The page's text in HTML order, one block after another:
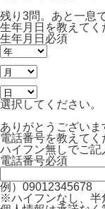
残り3問。あと一息
生年月日を教えてく
生年月日 必須
選択してください。
ありがとうございま
電話番号を教えてく
ハイフン無しでご記
電話番号必須
例）09012345678
※ハイフンなし、半